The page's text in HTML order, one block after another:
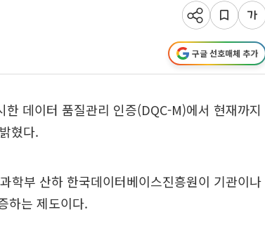
구글 선호매체 추가
데이터 품질관리 인증(DQC-M)에서 현재까지
혔다.
학부 산하 한국데이터베이스진흥원이 기관이나
하는 제도이다.